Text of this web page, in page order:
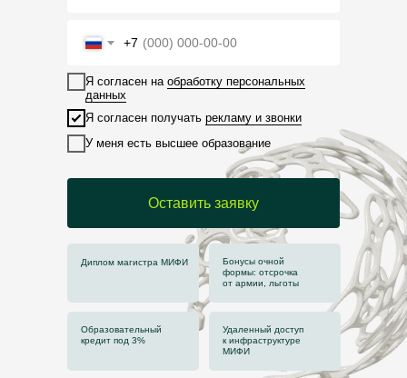
Диплом магистра МИФИ
Бонусы очной
формы: отсрочка
от армии, льготы
Образовательный
кредит под 3%
Удаленный доступ
к инфраструктуре
МИФИ
+7
Я согласен на обработку персональных
данных
Я согласен получать рекламу и звонки
У меня есть высшее образование
Оставить заявку